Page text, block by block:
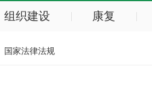
组织建设 康复
国家法律法规